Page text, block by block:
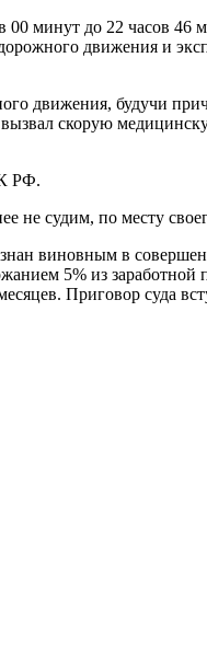
минут до 22 часов
движения и
движения, будучи
скорую
РФ.
судим, по месту
виновным в
5% из
Приговор суда